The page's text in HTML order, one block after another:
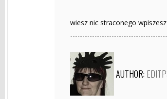
wiesz nic straconego
AUTHOR: